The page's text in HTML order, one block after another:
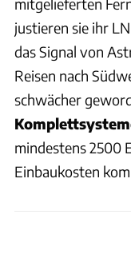
justieren sie ihr
das Signal von
Reisen nach
schwächer
mindestens 2500
Einbaukosten